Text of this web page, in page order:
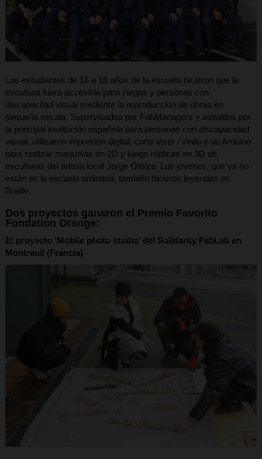
Los estudiantes de 16 a 18 años de la escuela hicieron que la
escultura fuera accesible para ciegos y personas con
discapacitad visual mediante la reproducción de obras en
pequeña escala. Supervisados ​​por FabManagers y asistidos por
la principal institución española para personas con discapacidad
visual, utilizaron impresión digital, corte láser / vinilo y uu Arduino
para realizar maquetas en 2D y luego réplicas en 3D de
esculturas del artista local Jorge Oteiza. Los jóvenes, que ya no
están en la escuela ordinaria, también hicieron leyendas en
Braille.
Dos proyectos ganaron el Premio Favorito
Fondation Orange:
El proyecto ‘Mobile photo studio’ del Solidarity FabLab en
Montreuil (Francia)